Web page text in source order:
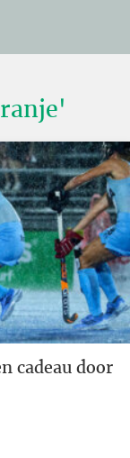
cadeau door